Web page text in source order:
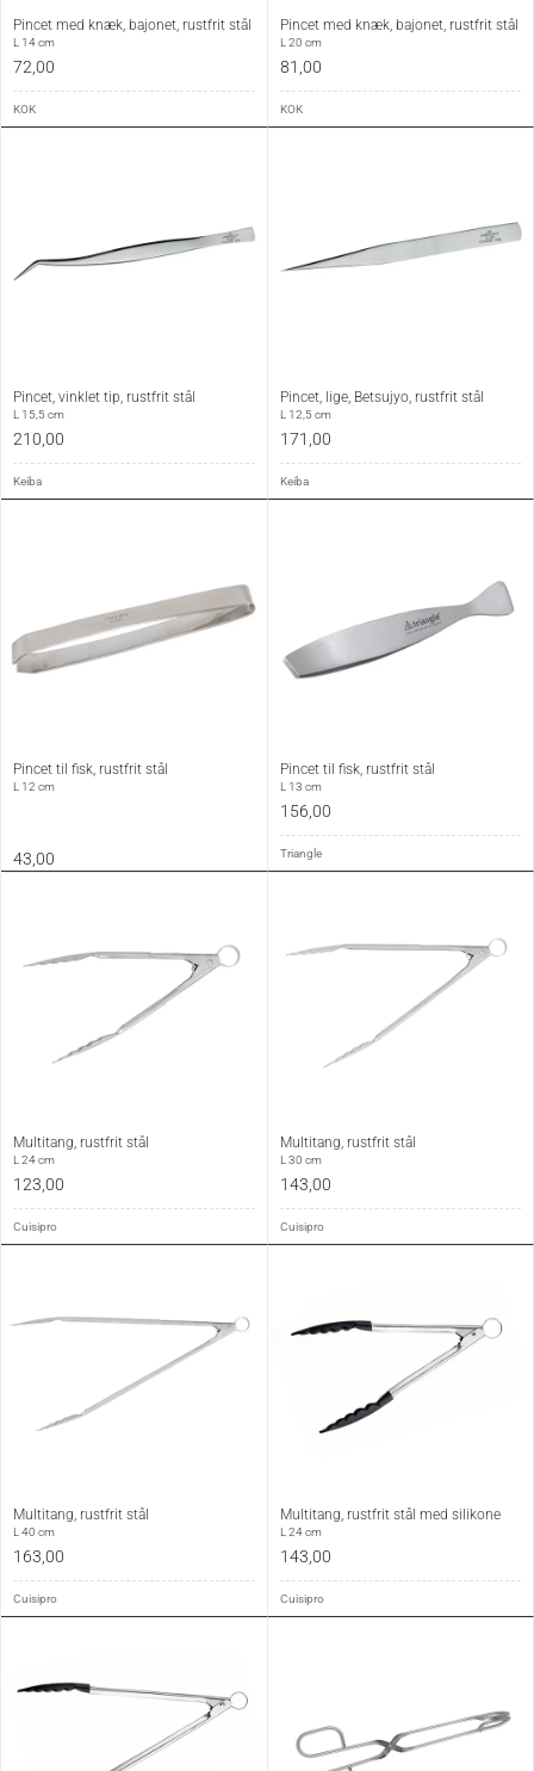
Pincet med knæk, bajonet, rustfrit stål
L 14 cm
72,00
KOK
Pincet med knæk, bajonet, rustfrit stål
L 20 cm
81,00
KOK
Pincet, vinklet tip, rustfrit stål
L 15,5 cm
210,00
Keiba
Pincet, lige, Betsujyo, rustfrit stål
L 12,5 cm
171,00
Keiba
Pincet til fisk, rustfrit stål
L 12 cm
43,00
Pincet til fisk, rustfrit stål
L 13 cm
156,00
Triangle
Multitang, rustfrit stål
L 24 cm
123,00
Cuisipro
Multitang, rustfrit stål
L 30 cm
143,00
Cuisipro
Multitang, rustfrit stål
L 40 cm
163,00
Cuisipro
Multitang, rustfrit stål med silikone
L 24 cm
143,00
Cuisipro